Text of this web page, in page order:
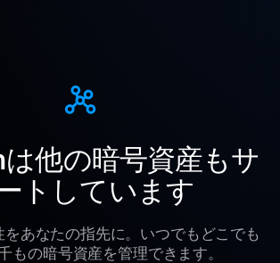
他の暗号資産もサ
トしています
あなたの指先に。いつでもどこでも
もの暗号資産を管理できます。